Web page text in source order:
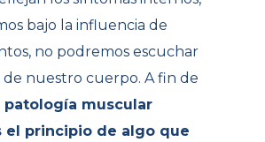
bajo la influencia de
no podremos escuchar
de nuestro cuerpo. A fin de
patología muscular
el principio de algo que